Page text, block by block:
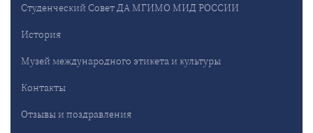
Студенческий Совет ДА МГИМО МИД РОССИИ
История
Музей международного этикета и культуры
Контакты
Отзывы и поздравления